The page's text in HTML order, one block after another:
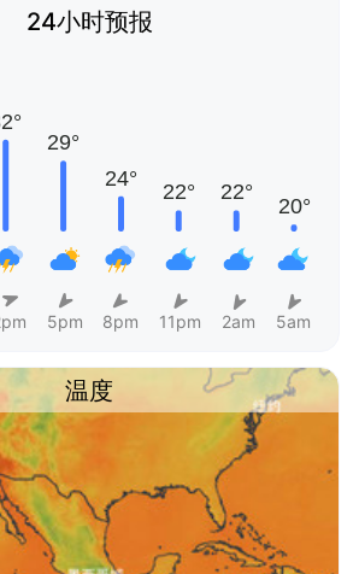
24小时预报
5pm 8pm 11pm 2am 5am
温度